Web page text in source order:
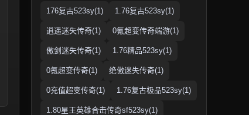
176复古523sy(1) 1.76复古523sy(1)
逍遥迷失传奇(1) 0氪超变传奇端游(1)
傲剑迷失传奇(1) 1.76精品523sy(1)
0氪超变传奇(1) 绝傲迷失传奇(1)
0充值超变传奇(1) 1.76复古极品523sy(1)
1.80星王英雄合击传奇sf523sy(1)